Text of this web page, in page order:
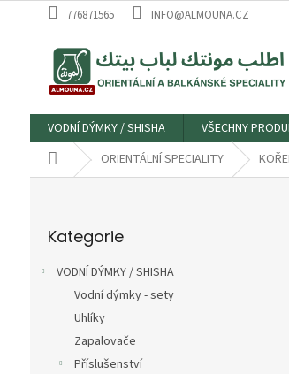
na
776871565 INFO@ALMOUNA.CZ
VODNÍ DÝMKY / SHISHA VŠECHNY
Domů ORIENTÁLNÍ SPECIALITY
kategorie
Kategorie
VODNÍ DÝMKY / SHISHA
Vodní dýmky - sety
Uhlíky
Zapalovače
Příslušenství